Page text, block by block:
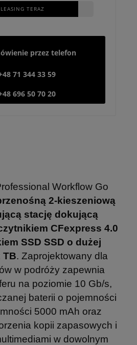
TERAZ
przez telefon
71 344 33 59
696 50 70 20
Workflow Go
2-kieszeniową
stację dokującą
CFexpress 4.0
SSD SSD o dużej
TB. Zaprojektowany dla
w podróży zapewnia
na poziomie 10 Gb/s,
baterii o pojemności
5000 mAh oraz
kopii zapasowych i
w dowolnym